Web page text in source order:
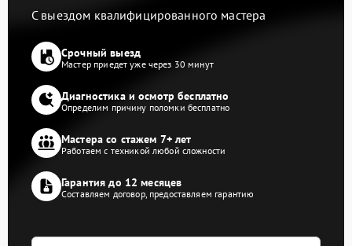
С выездом квалифицированного мастера
Срочный выезд
Мастер приедет уже через 30 минут
Диагностика и осмотр бесплатно
Определим причину поломки бесплатно
Мастера со стажем 7+ лет
Работаем с техникой любой сложности
Гарантия до 12 месяцев
Составляем договор, предоставляем гарантию